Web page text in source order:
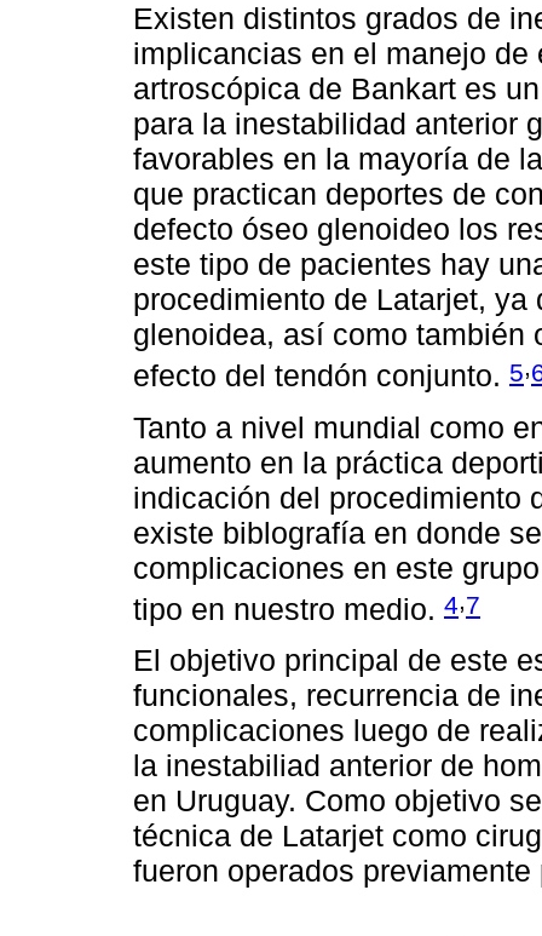
Existen distintos grados de
implicancias en el manejo
artroscópica de Bankart es
para la inestabilidad anterior
favorables en la mayoría de
que practican deportes de
defecto óseo glenoideo los
este tipo de pacientes hay
procedimiento de Latarjet,
glenoidea, así como también
efecto del tendón conjunto. 5,
Tanto a nivel mundial como
aumento en la práctica
indicación del procedimiento
existe biblografía en donde
complicaciones en este
tipo en nuestro medio. 4,7
El objetivo principal de este
funcionales, recurrencia de
complicaciones luego de
la inestabiliad anterior de
en Uruguay. Como objetivo
técnica de Latarjet como
fueron operados